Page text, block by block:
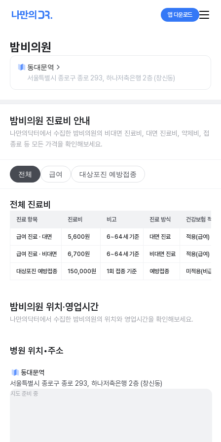
앱 다운로드
밤비의원
동대문역
서울특별시 종로구 종로 293, 하나저축은행 2층 (창신동)
밤비의원 진료비 안내
나만의닥터에서 수집한 밤비의원의 비대면 진료비, 대면 진료비, 약제비, 접
종료 등 모든 가격을 확인해보세요.
전체 급여 대상포진 예방접종
전체 진료비
진료 항목 진료비 비고 진료 방식 건강보험 적용
급여 진료 · 대면 5,600원 6~64세 기준 대면 진료 적용(급여)
급여 진료 · 비대면 6,700원 6~64세 기준 비대면 진료 적용(급여)
대상포진 예방접종 150,000원 1회 접종 기준 예방접종 미적용(비급여)
밤비의원 위치·영업시간
나만의닥터에서 수집한 밤비의원의 위치와 영업시간을 확인해보세요.
병원 위치•주소
동대문역
서울특별시 종로구 종로 293, 하나저축은행 2층 (창신동)
지도 준비 중